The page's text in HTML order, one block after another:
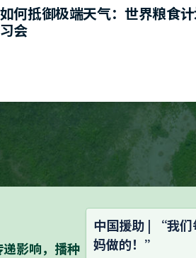
何抵御极端天气：世界粮食
会
影响，播种
中国援助 | “我们
妈做的！”